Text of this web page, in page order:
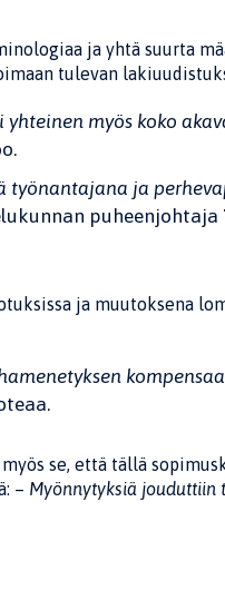
ja yhtä suurta
tulevan
myös koko
ja
puheenjohtaja
ja muutoksena
se, että tällä
– Myönnytyksiä jouduttiin